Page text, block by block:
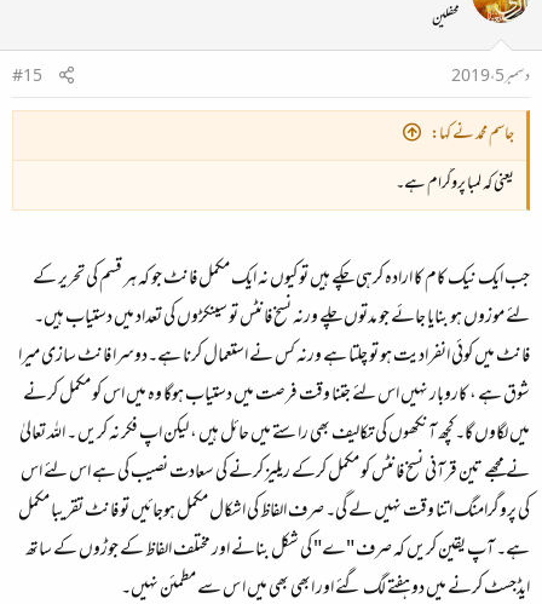
محفلین
دسمبر 5، 2019
#15
جاسم محمد نے کہا:
یعنی کہ لمبا پروگرام ہے۔
جب ایک نیک کام کا ارادہ کرہی چکے ہیں تو کیوں نہ ایک مکمل فانٹ جو کہ ہر قسم کی تحریر کے
لئے موزوں ہو بنایا جائے جو مدتوں چلے ورنہ نسخ فانٹس تو سینکڑوں کی تعداد میں دستیاب ہیں۔
فانٹ میں کوئی انفرادیت ہو تو چلتا ہے ورنہ کس نے استعمال کرنا ہے۔دوسرا فانٹ سازی میرا
شوق ہے ، کاروبار نہیں اس لئے جتنا وقت فرصت میں دستیاب ہوگا وہ میں اس کو مکمل کرنے
میں لگاوں گا۔کچھ آنکھوں کی تکالیف بھی راستے میں حائل ہیں ، لیکن اپ فکر نہ کریں ۔ اللہ تعالیٰ
نے مجھے تین قرآنی نسخ فانٹس کو مکمل کرکے ریلیز کرنے کی سعادت نصیب کی ہے اس لئے اس
کی پروگرامنگ اتنا وقت نہیں لے گی۔ صرف الفاظ کی اشکال مکمل ہوجائیں تو فانٹ تقریبا مکمل
ہے۔ آپ یقین کریں کہ صرف "ے" کی شکل بنانے اور مختلف الفاظ کے جوڑوں کے ساتھ
ایڈجسٹ کرنے میں دو ہفتے لگ گئے اور ابھی بھی میں ا س سے مطمئن نہیں۔